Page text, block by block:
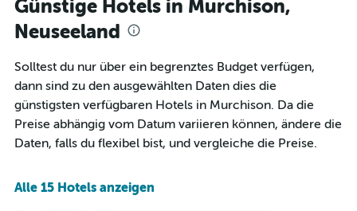
Günstige Hotels in Murchison,
Neuseeland
Solltest du nur über ein begrenztes Budget verfügen,
dann sind zu den ausgewählten Daten dies die
günstigsten verfügbaren Hotels in Murchison. Da die
Preise abhängig vom Datum variieren können, ändere die
Daten, falls du flexibel bist, und vergleiche die Preise.
Alle 15 Hotels anzeigen